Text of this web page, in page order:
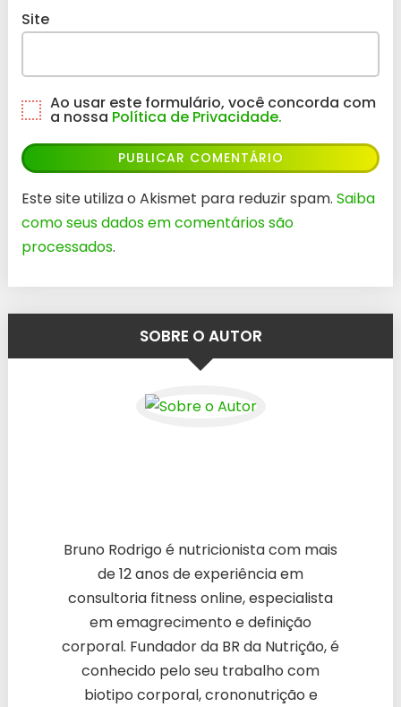
Site
Ao usar este formulário, você concorda com
a nossa Política de Privacidade.
Este site utiliza o Akismet para reduzir spam. Saiba
como seus dados em comentários são
processados.
SOBRE O AUTOR
Bruno Rodrigo é nutricionista com mais
de 12 anos de experiência em
consultoria fitness online, especialista
em emagrecimento e definição
corporal. Fundador da BR da Nutrição, é
conhecido pelo seu trabalho com
biotipo corporal, crononutrição e